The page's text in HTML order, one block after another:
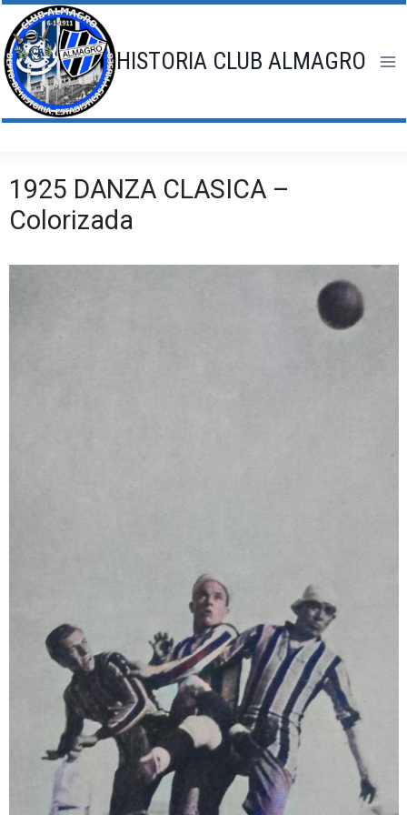
Saltar
al
contenido
HISTORIA CLUB ALMAGRO
1925 DANZA CLASICA –
Colorizada